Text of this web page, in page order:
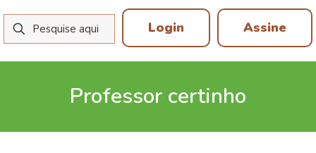
Login Assine
Professor certinho